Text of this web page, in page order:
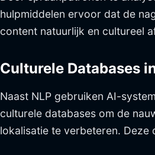
hulpmiddelen ervoor dat de
content natuurlijk en cultureel
Culturele Databases
Naast NLP gebruiken AI-
culturele databases om de
lokalisatie te verbeteren. Deze